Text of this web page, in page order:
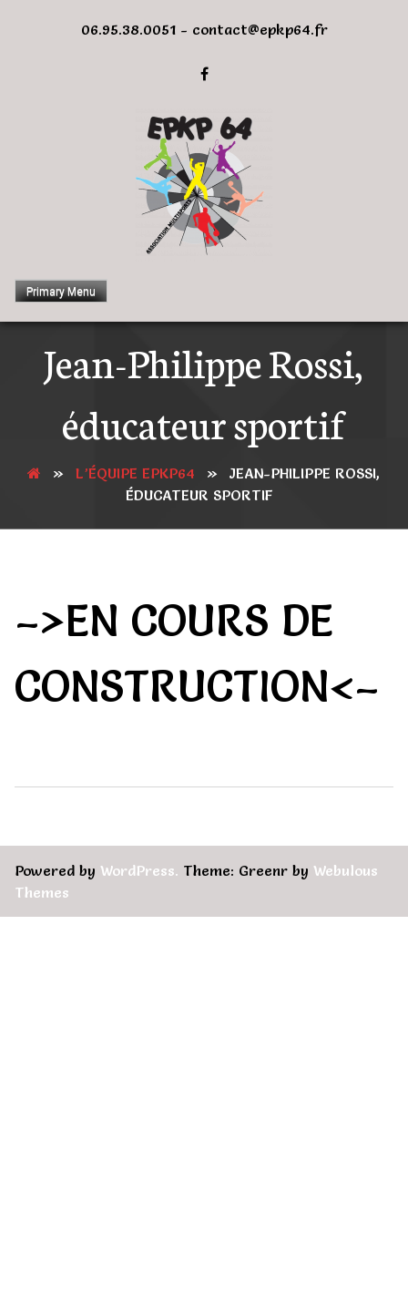
06.95.38.0051 - contact@epkp64.fr
Primary Menu
Jean-Philippe Rossi,
éducateur sportif
» L’ÉQUIPE EPKP64 »
JEAN-PHILIPPE ROSSI,
ÉDUCATEUR SPORTIF
–>EN COURS DE
CONSTRUCTION<–
Powered by WordPress. Theme: Greenr by Webulous
Themes